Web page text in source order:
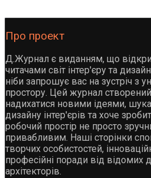
Про проект
Д.Журнал є виданням, що
читачами світ інтер'єру та
ніби запрошує вас на зустріч з
простору. Цей журнал
надихатися новими ідеями,
дизайну інтер'єрів та хоче
робочий простір не просто
привабливим. Наші сторінки
творчих особистостей,
професійні поради від відомих
архітекторів.